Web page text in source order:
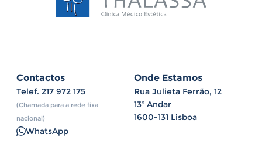
Contactos
Telef. 217 972 175
(Chamada para a rede fixa
nacional)
WhatsApp
Onde Estamos
Rua Julieta Ferrão, 12
13º Andar
1600-131 Lisboa